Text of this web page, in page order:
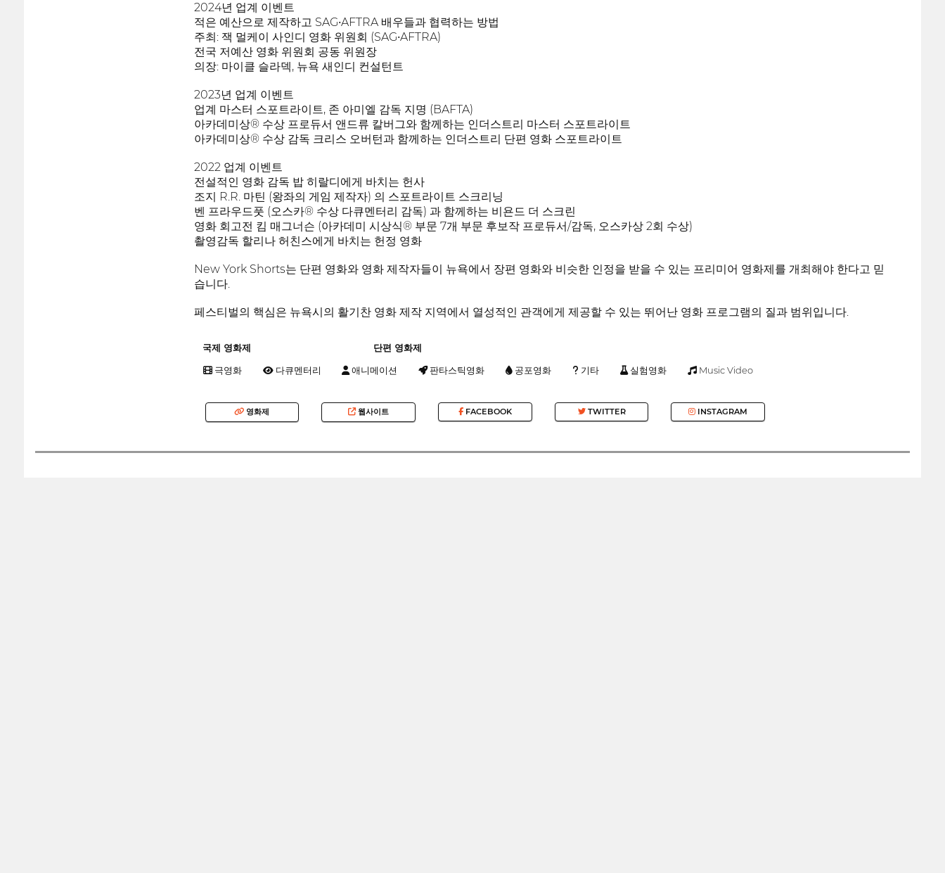
2024년 업계 이벤트
적은 예산으로 제작하고 SAG•AFTRA 배우들과 협력하는 방법
주최: 잭 멀케이 사인디 영화 위원회 (SAG•AFTRA)
전국 저예산 영화 위원회 공동 위원장
의장: 마이클 슬라덱, 뉴욕 새인디 컨설턴트
2023년 업계 이벤트
업계 마스터 스포트라이트, 존 아미엘 감독 지명 (BAFTA)
아카데미상® 수상 프로듀서 앤드류 칼버그와 함께하는 인더스트리 마스터 스포트라이트
아카데미상® 수상 감독 크리스 오버턴과 함께하는 인더스트리 단편 영화 스포트라이트
2022 업계 이벤트
전설적인 영화 감독 밥 히랄디에게 바치는 헌사
조지 R.R. 마틴 (왕좌의 게임 제작자) 의 스포트라이트 스크리닝
벤 프라우드풋 (오스카® 수상 다큐멘터리 감독) 과 함께하는 비욘드 더 스크린
영화 회고전 킴 매그너슨 (아카데미 시상식® 부문 7개 부문 후보작 프로듀서/감독, 오스카상 2회 수상)
촬영감독 할리나 허친스에게 바치는 헌정 영화
New York Shorts는 단편 영화와 영화 제작자들이 뉴욕에서 장편 영화와 비슷한 인정을 받을 수 있는 프리미어 영화제를 개최해야 한다고 믿
습니다.
페스티벌의 핵심은 뉴욕시의 활기찬 영화 제작 지역에서 열성적인 관객에게 제공할 수 있는 뛰어난 영화 프로그램의 질과 범위입니다.
국제 영화제 단편 영화제
극영화 다큐멘터리 애니메이션 판타스틱영화 공포영화 기타 실험영화 Music Video
영화제 웹사이트 FACEBOOK TWITTER INSTAGRAM